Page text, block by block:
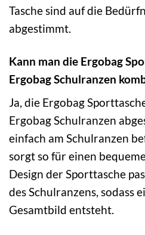
Tasche sind auf die
abgestimmt.
Kann man die Ergobag
Ergobag Schulranzen
Ja, die Ergobag
Ergobag Schulranzen
einfach am Schulranzen
sorgt so für einen
Design der Sporttasche
des Schulranzens, sodass
Gesamtbild entsteht.